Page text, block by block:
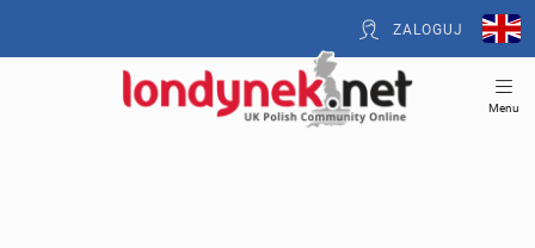
ZALOGUJ
Menu